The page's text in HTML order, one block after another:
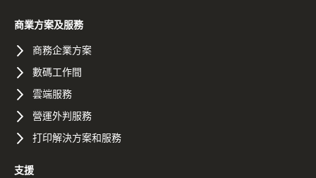
商業方案及服務
商務企業方案
數碼工作間
雲端服務
營運外判服務
打印解決方案和服務
支援